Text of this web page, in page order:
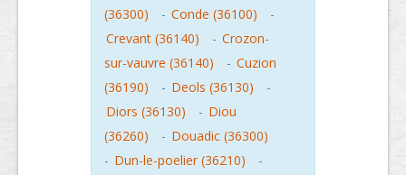
(36300)
- Conde (36100)
-
Crevant (36140)
- Crozon-
sur-vauvre (36140)
- Cuzion
(36190)
- Deols (36130)
-
Diors (36130)
- Diou
(36260)
- Douadic (36300)
- Dun-le-poelier (36210)
-